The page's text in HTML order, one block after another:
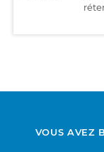
VOUS AVEZ